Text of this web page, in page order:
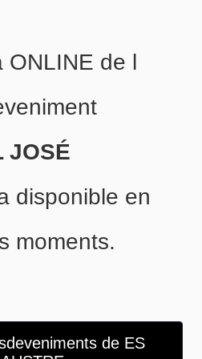
ONLINE de l
JOSÉ
disponible en
moments.
de ES